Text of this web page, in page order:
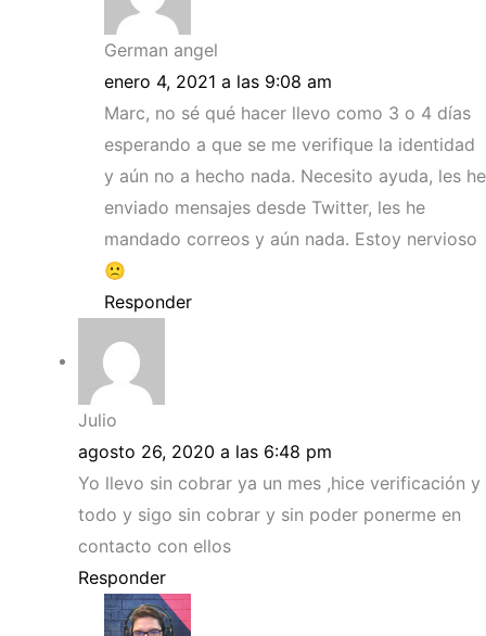
German angel
enero 4, 2021 a las 9:08 am
Marc, no sé qué hacer llevo como 3 o 4 días
esperando a que se me verifique la identidad
y aún no a hecho nada. Necesito ayuda, les he
enviado mensajes desde Twitter, les he
mandado correos y aún nada. Estoy nervioso
🙁
Responder
Julio
agosto 26, 2020 a las 6:48 pm
Yo llevo sin cobrar ya un mes ,hice verificación y
todo y sigo sin cobrar y sin poder ponerme en
contacto con ellos
Responder